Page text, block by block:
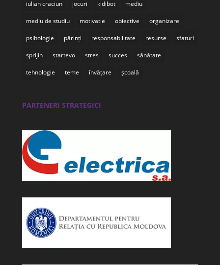
mediu de studiu motivatie obiective
psihologie părinți responsabilitate resurse sfaturi
sprijin startevo stres succes sănătate
tehnologie teme învățare școală